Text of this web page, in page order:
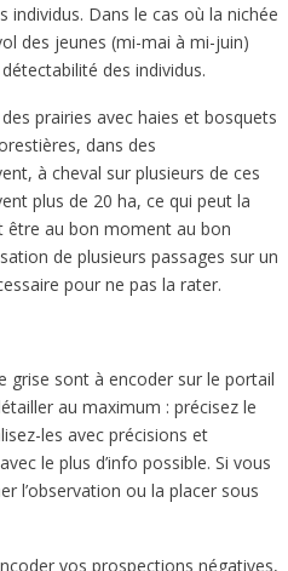
Dans le cas où la nichée
des jeunes (mi-mai à mi-juin)
des individus.
prairies avec haies et bosquets
dans des
à cheval sur plusieurs de ces
plus de 20 ha, ce qui peut la
être au bon moment au bon
de plusieurs passages sur un
pour ne pas la rater.
grise sont à encoder sur le portail
au maximum : précisez le
les avec précisions et
le plus d’info possible. Si vous
l’observation ou la placer sous
vos prospections négatives,